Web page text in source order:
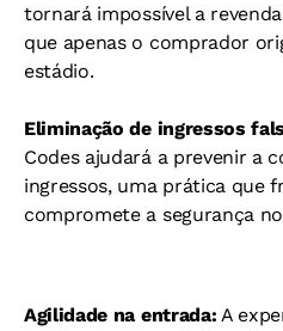
tornará impossível a
que apenas o comprador
estádio.
Eliminação de ingressos
Codes ajudará a prevenir a
ingressos, uma prática que
compromete a segurança
Agilidade na entrada: A